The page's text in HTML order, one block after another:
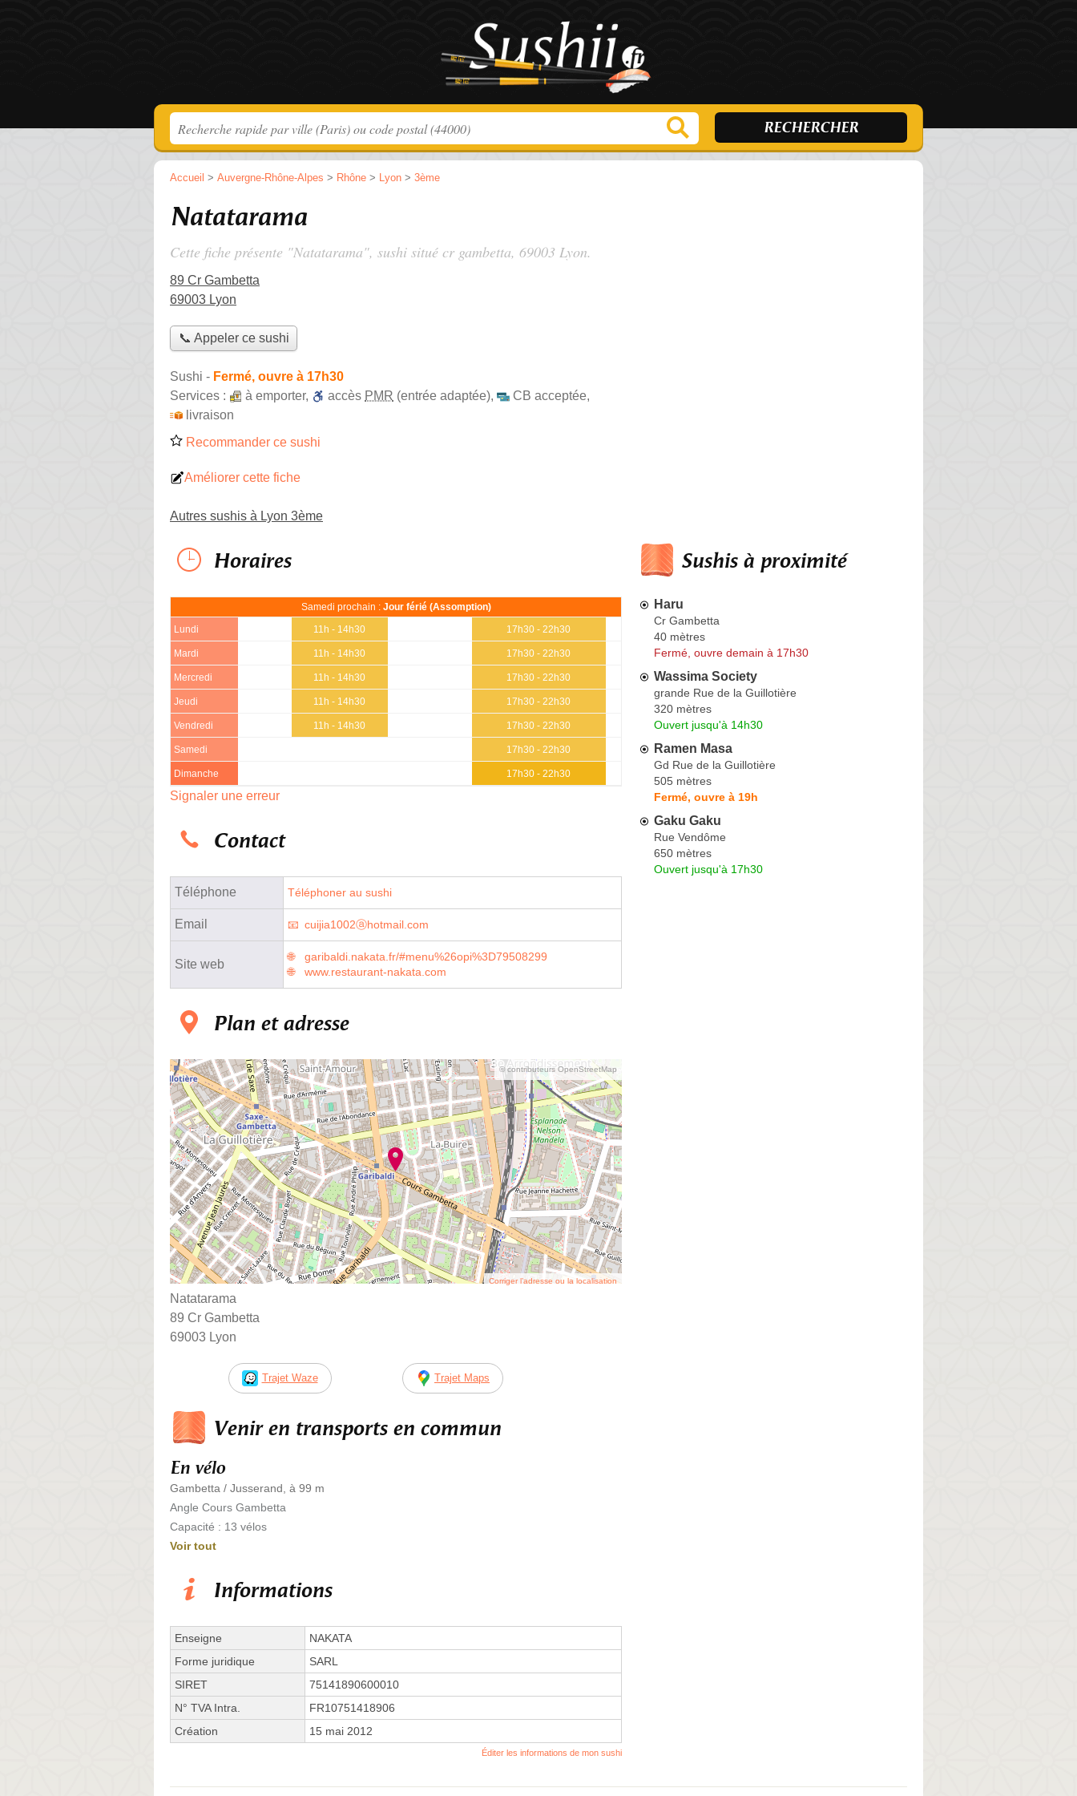
Accueil > Auvergne-Rhône-Alpes > Rhône > Lyon > 3ème
Natatarama
Cette fiche présente "Natatarama", sushi situé cr gambetta, 69003 Lyon.
89 Cr Gambetta
69003 Lyon
📞 Appeler ce sushi
Sushi - Fermé, ouvre à 17h30
Services :
à emporter, accès PMR (entrée adaptée), CB acceptée,
livraison
Recommander ce sushi
Améliorer cette fiche
Autres sushis à Lyon 3ème
Horaires
Samedi prochain : Jour férié (Assomption)
Lundi 11h - 14h30 17h30 - 22h30
Mardi 11h - 14h30 17h30 - 22h30
Mercredi 11h - 14h30 17h30 - 22h30
Jeudi 11h - 14h30 17h30 - 22h30
Vendredi 11h - 14h30 17h30 - 22h30
Samedi 17h30 - 22h30
Dimanche 17h30 - 22h30
Signaler une erreur
Contact
Téléphone Téléphoner au sushi
Email cuijia1002ⓐhotmail.com
Site web
garibaldi.nakata.fr/#menu%26opi%3D79508299
www.restaurant-nakata.com
Plan et adresse
© contributeurs OpenStreetMap
Corriger l’adresse ou la localisation
Natatarama
89 Cr Gambetta
69003 Lyon
Trajet Waze Trajet Maps
Venir en transports en commun
En vélo
Gambetta / Jusserand, à 99 m
Angle Cours Gambetta
Capacité : 13 vélos
Voir tout
Informations
Enseigne
NAKATA
Forme juridique
SARL
SIRET
75141890600010
N° TVA Intra.
FR10751418906
Création
15 mai 2012
Éditer les informations de mon sushi
Sushis à proximité
Haru
Cr Gambetta
40 mètres
Fermé, ouvre demain à 17h30
Wassima Society
grande Rue de la Guillotière
320 mètres
Ouvert jusqu'à 14h30
Ramen Masa
Gd Rue de la Guillotière
505 mètres
Fermé, ouvre à 19h
Gaku Gaku
Rue Vendôme
650 mètres
Ouvert jusqu'à 17h30